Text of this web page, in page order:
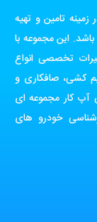
تامین و تهیه
این مجموعه با
تخصصی انواع
کشی، صافکاری و
کار مجموعه ای
خودرو های